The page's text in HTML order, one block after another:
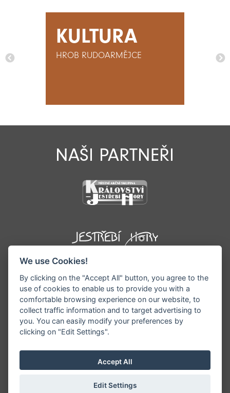
KULTURA
HROB RUDOARMĚJCE
NAŠI PARTNEŘI
©1996 - 2026 Všechna práva vyhrazena serveru
zveřejňovaných informací a vyhrazuje si právo
informace editovat či odmítnout uveřejnění.
We use Cookies!
By clicking on the "Accept All" button, you agree to the
use of cookies to enable us to provide you with a
comfortable browsing experience on our website, to
collect traffic information and to target advertising to
you. You can easily modify your preferences by
clicking on "Edit Settings".
Accept All
Edit Settings